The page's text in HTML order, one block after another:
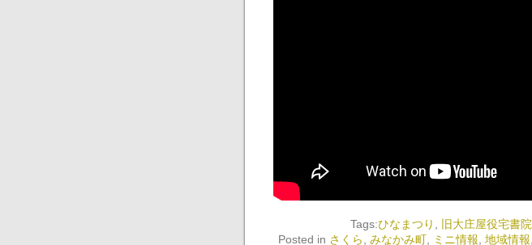
Tags:ひなまつり 旧大庄屋役宅書院
Posted in さくら みなかみ町, ミニ情報 地域情報